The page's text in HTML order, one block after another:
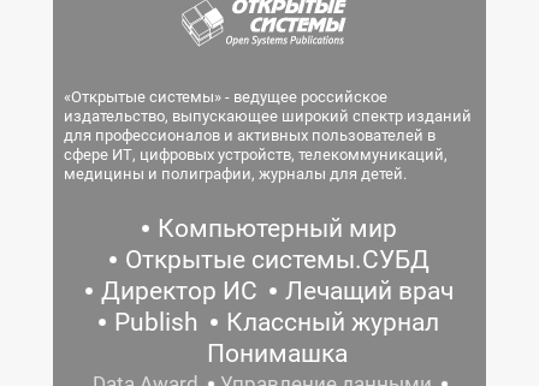
«Открытые системы» - ведущее российское
издательство, выпускающее широкий спектр изданий
для профессионалов и активных пользователей в
сфере ИТ, цифровых устройств, телекоммуникаций,
медицины и полиграфии, журналы для детей.
Компьютерный мир
Открытые системы.СУБД
Директор ИС
Лечащий врач
Publish
Классный журнал
Понимашка